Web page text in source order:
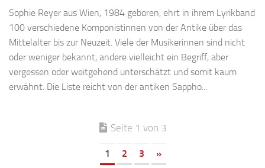
Sophie Reyer aus Wien, 1984 geboren, ehrt in ihrem Lyrikband
100 verschiedene Komponistinnen von der Antike über das
Mittelalter bis zur Neuzeit. Viele der Musikerinnen sind nicht
oder weniger bekannt, andere vielleicht ein Begriff, aber
vergessen oder weitgehend unterschätzt und somit kaum
erwähnt. Die Liste reicht von der antiken Sappho...
Seite 1 von 3
1 2 3 »